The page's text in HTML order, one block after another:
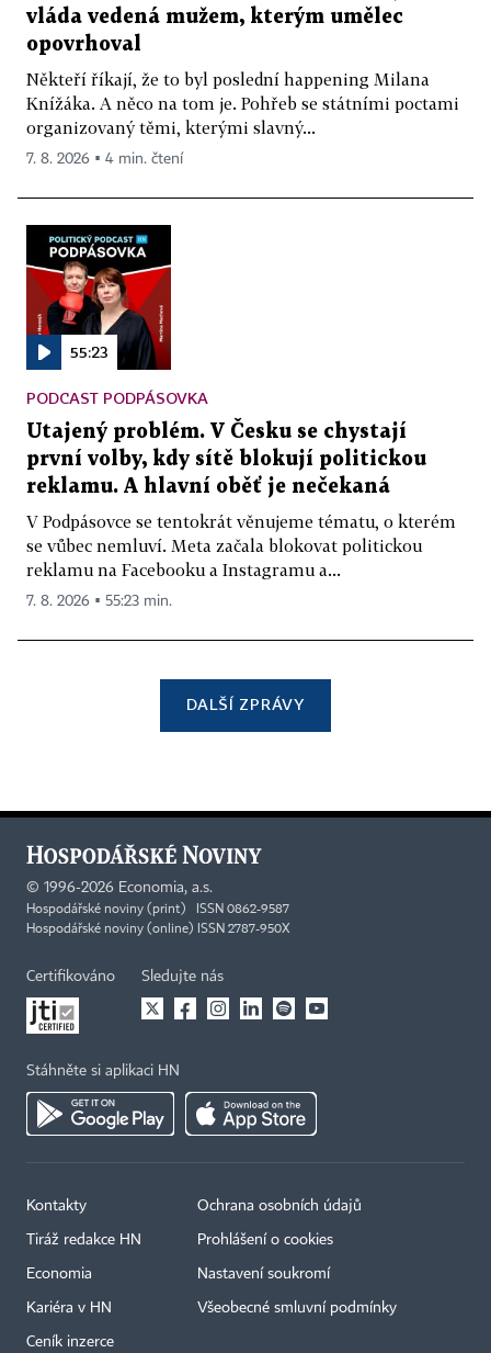
vláda vedená mužem, kterým umělec
opovrhoval
Někteří říkají, že to byl poslední happening Milana
Knížáka. A něco na tom je. Pohřeb se státními poctami
organizovaný těmi, kterými slavný...
7. 8. 2026 ▪ 4 min. čtení
55:23
PODCAST PODPÁSOVKA
Utajený problém. V Česku se chystají
první volby, kdy sítě blokují politickou
reklamu. A hlavní oběť je nečekaná
V Podpásovce se tentokrát věnujeme tématu, o kterém
se vůbec nemluví. Meta začala blokovat politickou
reklamu na Facebooku a Instagramu a...
7. 8. 2026 ▪ 55:23 min.
DALŠÍ ZPRÁVY
© 1996-2026 Economia, a.s.
Hospodářské noviny (print) ISSN 0862-9587
Hospodářské noviny (online) ISSN 2787-950X
Certifikováno Sledujte nás
Stáhněte si aplikaci HN
Kontakty
Tiráž redakce HN
Economia
Kariéra v HN
Ceník inzerce
Ochrana osobních údajů
Prohlášení o cookies
Nastavení soukromí
Všeobecné smluvní podmínky